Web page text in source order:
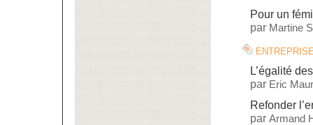
Pour un
par Martine
L’égalité
par Eric
Refonder
par Armand